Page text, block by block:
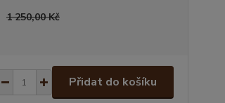
1 250,00 Kč
Přidat do košíku